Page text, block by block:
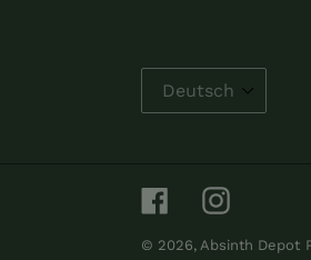
FacebookInstagram
© 2026, Absinth Depot